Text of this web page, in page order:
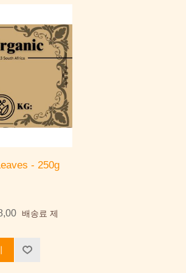
- 250g
배송료 제